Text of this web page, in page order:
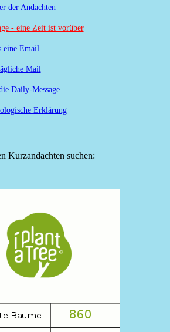
der Andachten
- eine Zeit ist vorüber
eine Email
Mail
Daily-Message
Erklärung
Kurzandachten suchen: